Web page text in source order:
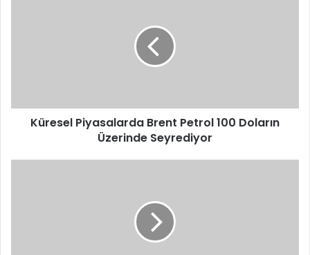
Küresel Piyasalarda Brent Petrol 100 Doların
Üzerinde Seyrediyor